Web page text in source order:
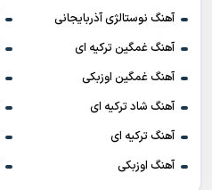
آهنگ نوستالژی آذربایجانی
آهنگ غمگین ترکیه ای
آهنگ غمگین اوزبکی
آهنگ شاد ترکیه ای
آهنگ ترکیه ای
آهنگ اوزبکی